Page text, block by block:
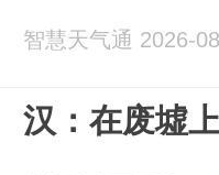
智慧天气通 2026-
汉：在废墟